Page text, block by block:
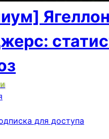
для доступа